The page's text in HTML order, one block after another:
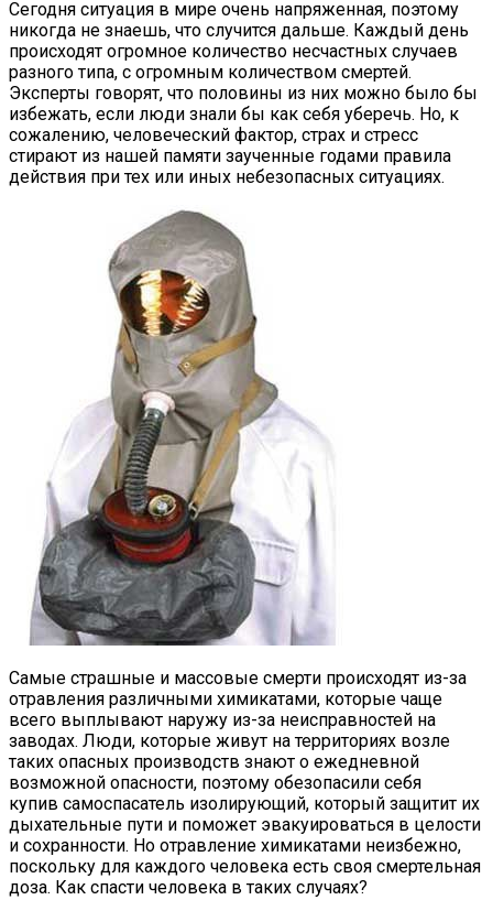
Сегодня ситуация в мире очень напряженная, поэтому
никогда не знаешь, что случится дальше. Каждый день
происходят огромное количество несчастных случаев
разного типа, с огромным количеством смертей.
Эксперты говорят, что половины из них можно было бы
избежать, если люди знали бы как себя уберечь. Но, к
сожалению, человеческий фактор, страх и стресс
стирают из нашей памяти заученные годами правила
действия при тех или иных небезопасных ситуациях.
Самые страшные и массовые смерти происходят из-за
отравления различными химикатами, которые чаще
всего выплывают наружу из-за неисправностей на
заводах. Люди, которые живут на территориях возле
таких опасных производств знают о ежедневной
возможной опасности, поэтому обезопасили себя
купив самоспасатель изолирующий, который защитит их
дыхательные пути и поможет эвакуироваться в целости
и сохранности. Но отравление химикатами неизбежно,
поскольку для каждого человека есть своя смертельная
доза. Как спасти человека в таких случаях?